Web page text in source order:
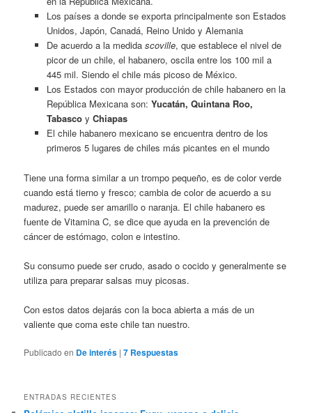
Los países a donde se exporta principalmente son Estados
Unidos, Japón, Canadá, Reino Unido y Alemania
De acuerdo a la medida scoville, que establece el nivel de
picor de un chile, el habanero, oscila entre los 100 mil a
445 mil. Siendo el chile más picoso de México.
Los Estados con mayor producción de chile habanero en la
República Mexicana son: Yucatán, Quintana Roo,
Tabasco y Chiapas
El chile habanero mexicano se encuentra dentro de los
primeros 5 lugares de chiles más picantes en el mundo
Tiene una forma similar a un trompo pequeño, es de color verde
cuando está tierno y fresco; cambia de color de acuerdo a su
madurez, puede ser amarillo o naranja. El chile habanero es
fuente de Vitamina C, se dice que ayuda en la prevención de
cáncer de estómago, colon e intestino.
Su consumo puede ser crudo, asado o cocido y generalmente se
utiliza para preparar salsas muy picosas.
Con estos datos dejarás con la boca abierta a más de un
valiente que coma este chile tan nuestro.
Publicado en De interés |7 Respuestas
ENTRADAS RECIENTES